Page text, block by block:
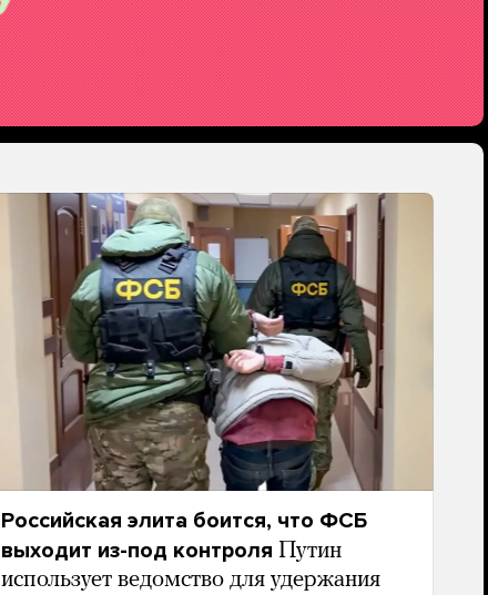
Российская элита боится, что ФСБ
выходит из-под контроля Путин
использует ведомство для удержания